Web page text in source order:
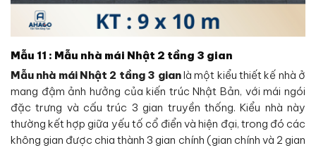
Mẫu 11 : Mẫu nhà mái Nhật 2 tầng 3 gian
Mẫu nhà mái Nhật 2 tầng 3 gianlà một kiểu thiết kế nhà ở
mang đậm ảnh hưởng của kiến trúc Nhật Bản, với mái ngói
đặc trưng và cấu trúc 3 gian truyền thống. Kiểu nhà này
thường kết hợp giữa yếu tố cổ điển và hiện đại, trong đó các
không gian được chia thành 3 gian chính (gian chính và 2 gian